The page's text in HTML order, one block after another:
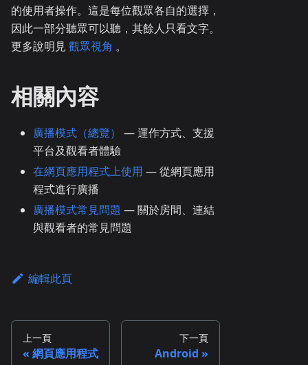
的使用者操作。這是每位觀眾各自的選擇，
因此一部分聽眾可以聽，其餘人只看文字。
更多說明見 觀眾視角 。
相關內容
廣播模式（總覽）
— 運作方式、支援
平台及觀看者體驗
在網頁應用程式上使用 — 從網頁應用
程式進行廣播
廣播模式常見問題 — 關於房間、連結
與觀看者的常見問題
編輯此頁
上一頁
網頁應用程式
下一頁
Android